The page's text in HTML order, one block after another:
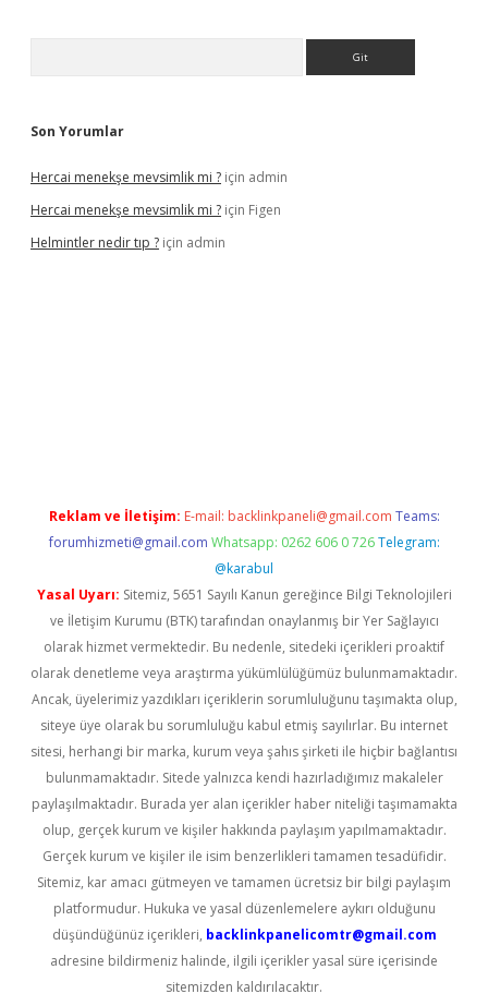
Son Yorumlar
Hercai menekşe mevsimlik mi ? için admin
Hercai menekşe mevsimlik mi ? için Figen
Helmintler nedir tıp ? için admin
Reklam ve İletişim: E-mail: backlinkpaneli@gmail.com Teams:
forumhizmeti@gmail.com Whatsapp: 0262 606 0 726 Telegram:
@karabul
Yasal Uyarı: Sitemiz, 5651 Sayılı Kanun gereğince Bilgi Teknolojileri
ve İletişim Kurumu (BTK) tarafından onaylanmış bir Yer Sağlayıcı
olarak hizmet vermektedir. Bu nedenle, sitedeki içerikleri proaktif
olarak denetleme veya araştırma yükümlülüğümüz bulunmamaktadır.
Ancak, üyelerimiz yazdıkları içeriklerin sorumluluğunu taşımakta olup,
siteye üye olarak bu sorumluluğu kabul etmiş sayılırlar. Bu internet
sitesi, herhangi bir marka, kurum veya şahıs şirketi ile hiçbir bağlantısı
bulunmamaktadır. Sitede yalnızca kendi hazırladığımız makaleler
paylaşılmaktadır. Burada yer alan içerikler haber niteliği taşımamakta
olup, gerçek kurum ve kişiler hakkında paylaşım yapılmamaktadır.
Gerçek kurum ve kişiler ile isim benzerlikleri tamamen tesadüfidir.
Sitemiz, kar amacı gütmeyen ve tamamen ücretsiz bir bilgi paylaşım
platformudur. Hukuka ve yasal düzenlemelere aykırı olduğunu
düşündüğünüz içerikleri, backlinkpanelicomtr@gmail.com
adresine bildirmeniz halinde, ilgili içerikler yasal süre içerisinde
sitemizden kaldırılacaktır.